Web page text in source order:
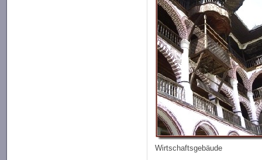
Wirtschaftsgebäude